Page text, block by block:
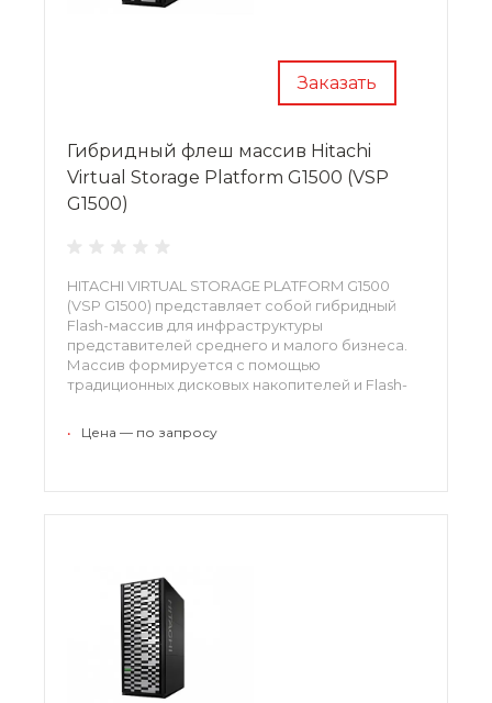
Заказать
Гибридный флеш массив Hitachi
Virtual Storage Platform G1500 (VSP
G1500)
HITACHI VIRTUAL STORAGE PLATFORM G1500
(VSP G1500) представляет собой гибридный
Flash-массив для инфраструктуры
представителей среднего и малого бизнеса.
Массив формируется с помощью
традиционных дисковых накопителей и Flash-
технология многоуровневого распределения
• Цена — по запросу